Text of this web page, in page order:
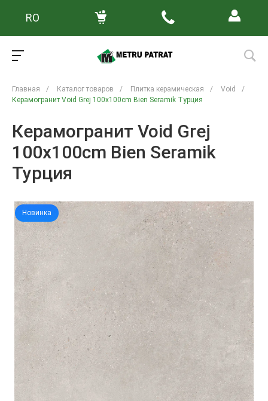
RO
Главная / Каталог товаров / Плитка керамическая / Void
/
Керамогранит Void Grej 100x100cm Bien Seramik Турция
Керамогранит Void Grej
100x100cm Bien Seramik
Турция
Новинка